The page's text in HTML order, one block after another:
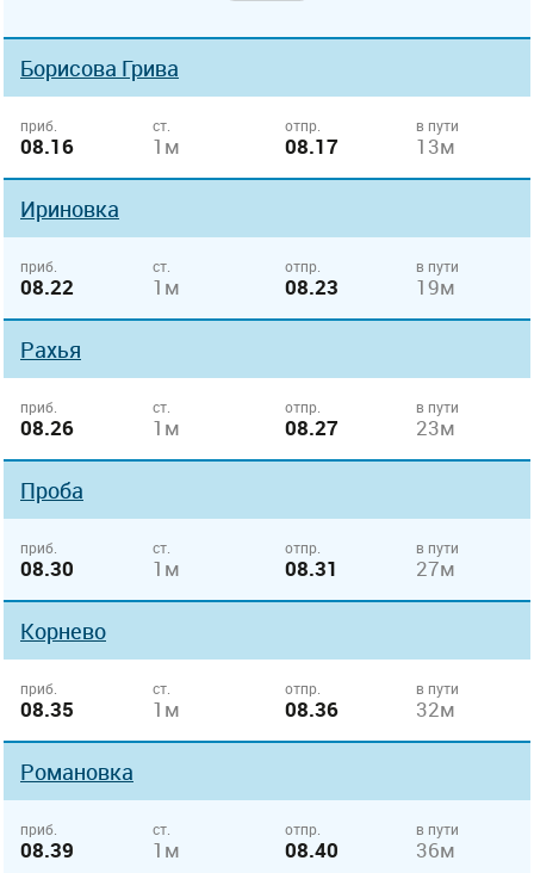
Борисова Грива
приб.
08.16
ст.
1м
отпр.
08.17
в пути
13м
Ириновка
приб.
08.22
ст.
1м
отпр.
08.23
в пути
19м
Рахья
приб.
08.26
ст.
1м
отпр.
08.27
в пути
23м
Проба
приб.
08.30
ст.
1м
отпр.
08.31
в пути
27м
Корнево
приб.
08.35
ст.
1м
отпр.
08.36
в пути
32м
Романовка
приб.
08.39
ст.
1м
отпр.
08.40
в пути
36м